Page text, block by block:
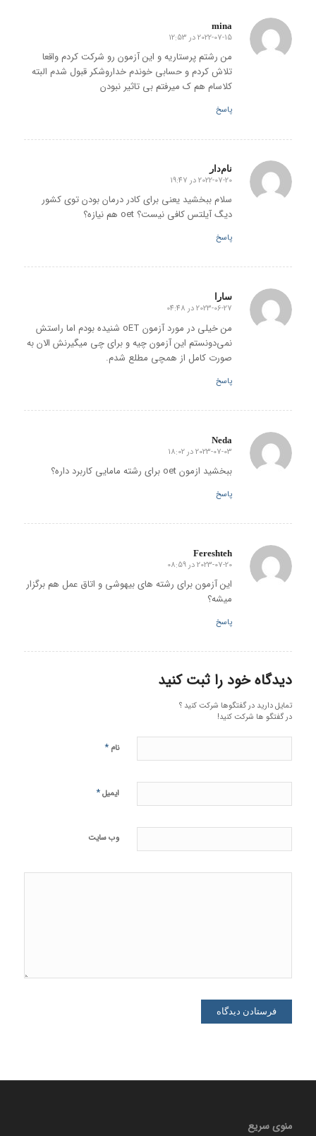
mina
گفته:
2022-07-15 در 12:53
من رشتم پرستاریه و این آزمون رو شرکت کردم واقعا
تلاش کردم و حسابی خوندم خداروشکر قبول شدم البته
کلاسام هم ک میرفتم بی تاثیر نبودن
پاسخ
نام‌دار
گفته:
2022-07-20 در 19:47
سلام ببخشید یعنی برای کادر درمان بودن توی کشور
دیگ آیلتس کافی نیست؟ oet هم نیازه؟
پاسخ
سارا
گفته:
2023-06-27 در 04:48
من خیلی در مورد آزمون oET شنیده بودم اما راستش
نمی‌دونستم این آزمون چیه و برای چی میگیرنش الان به
صورت کامل از همچی مطلع شدم.
پاسخ
Neda
گفته:
2023-07-03 در 18:02
ببخشید ازمون oet برای رشته مامایی کاربرد داره؟
پاسخ
Fereshteh
گفته:
2023-07-20 در 08:59
این آزمون برای رشته های بیهوشی و اتاق عمل هم برگزار
میشه؟
پاسخ
دیدگاه خود را ثبت کنید
تمایل دارید در گفتگوها شرکت کنید ؟
در گفتگو ها شرکت کنید!
نام *
ایمیل*
وب‌ سایت
منوی سریع